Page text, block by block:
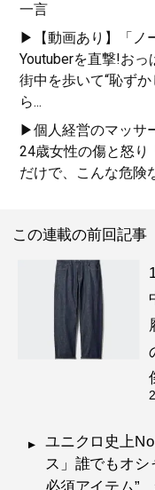
一言
▶【動画あり】「ノ
Youtuberを直撃!お
街中を歩いて“恥ず
ら...
▶個人経営のマッサ
24歳女性の傷と怒り
だけで、こんな危険
この連載の前回記事
ユニクロ史上
ス」誰でもオシ
必須アイテム”